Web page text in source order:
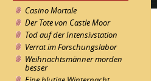
Casino Mortale
Der Tote von Castle Moor
Tod auf der Intensivstation
Verrat im Forschungslabor
Weihnachtsmänner morden
besser